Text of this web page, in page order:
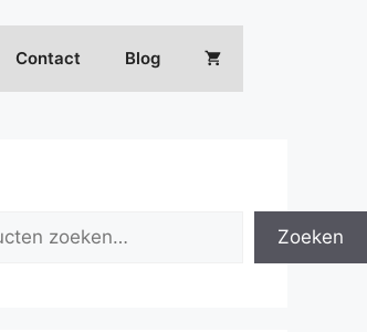
Contact Blog
Zoeken